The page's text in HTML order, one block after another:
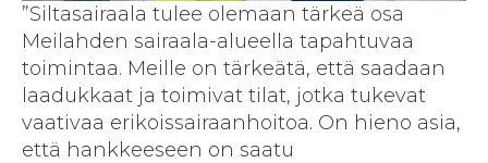
”Siltasairaala tulee olemaan tärkeä osa
Meilahden sairaala-alueella tapahtuvaa
toimintaa. Meille on tärkeätä, että saadaan
laadukkaat ja toimivat tilat, jotka tukevat
vaativaa erikoissairaanhoitoa. On hieno asia,
että hankkeeseen on saatu